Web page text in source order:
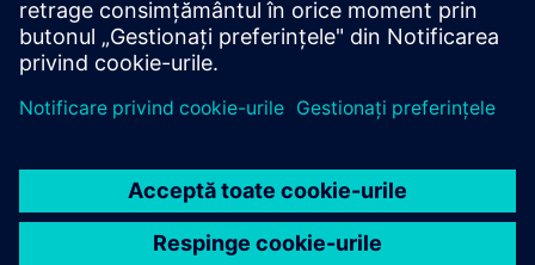
Aflați mai multe